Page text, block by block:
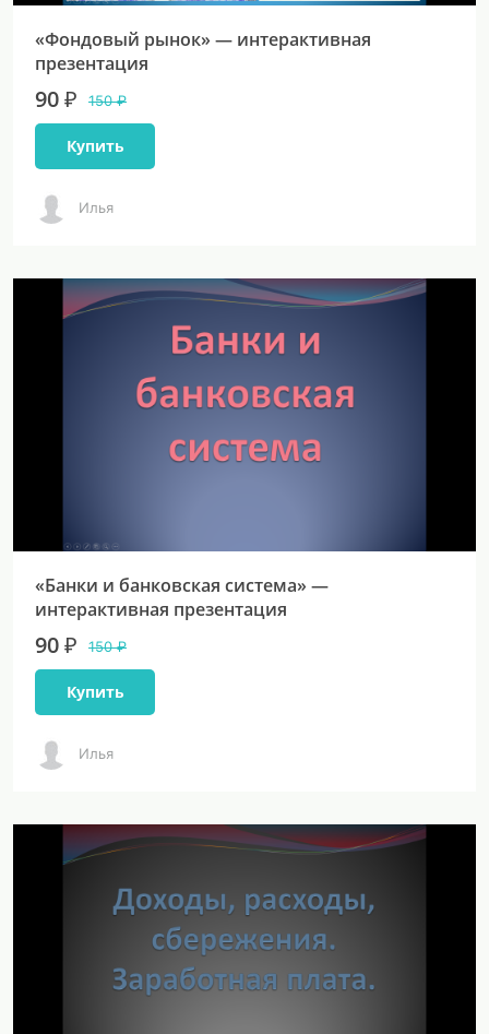
«Фондовый рынок» — интерактивная
презентация
90 ₽ 150 ₽
Купить
Илья
«Банки и банковская система» —
интерактивная презентация
90 ₽ 150 ₽
Купить
Илья